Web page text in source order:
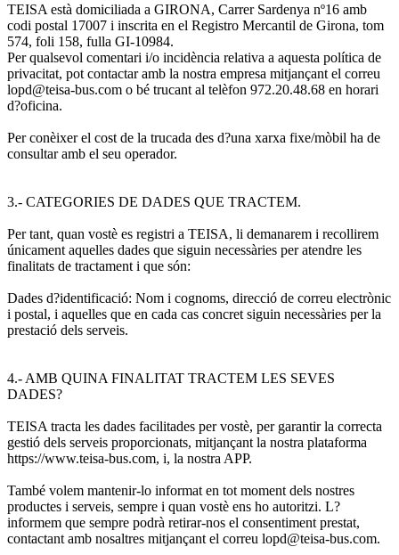
TEISA està domiciliada a GIRONA, Carrer Sardenya nº16 amb
codi postal 17007 i inscrita en el Registro Mercantil de Girona, tom
574, foli 158, fulla GI-10984.
Per qualsevol comentari i/o incidència relativa a aquesta política de
privacitat, pot contactar amb la nostra empresa mitjançant el correu
lopd@teisa-bus.com o bé trucant al telèfon 972.20.48.68 en horari
d?oficina.
Per conèixer el cost de la trucada des d?una xarxa fixe/mòbil ha de
consultar amb el seu operador.
3.- CATEGORIES DE DADES QUE TRACTEM.
Per tant, quan vostè es registri a TEISA, li demanarem i recollirem
únicament aquelles dades que siguin necessàries per atendre les
finalitats de tractament i que són:
Dades d?identificació: Nom i cognoms, direcció de correu electrònic
i postal, i aquelles que en cada cas concret siguin necessàries per la
prestació dels serveis.
4.- AMB QUINA FINALITAT TRACTEM LES SEVES
DADES?
TEISA tracta les dades facilitades per vostè, per garantir la correcta
gestió dels serveis proporcionats, mitjançant la nostra plataforma
https://www.teisa-bus.com, i, la nostra APP.
També volem mantenir-lo informat en tot moment dels nostres
productes i serveis, sempre i quan vostè ens ho autoritzi. L?
informem que sempre podrà retirar-nos el consentiment prestat,
contactant amb nosaltres mitjançant el correu lopd@teisa-bus.com.